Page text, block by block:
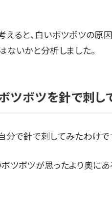
えると、白いボツボツの
ないかと分析しました。
ツボツを針で刺し
分で針で刺してみたわけで
ツボツが思ったより奥にあ